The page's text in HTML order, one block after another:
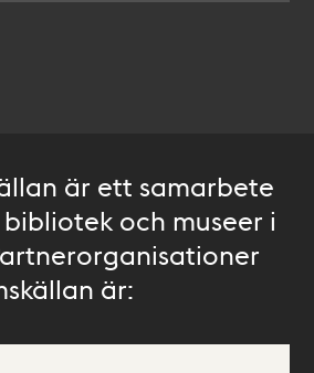
är ett samarbete
och museer i
är: